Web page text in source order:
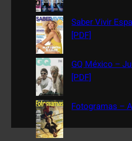
Saber Vivir
[PDF]
GQ México –
[PDF]
Fotogramas –